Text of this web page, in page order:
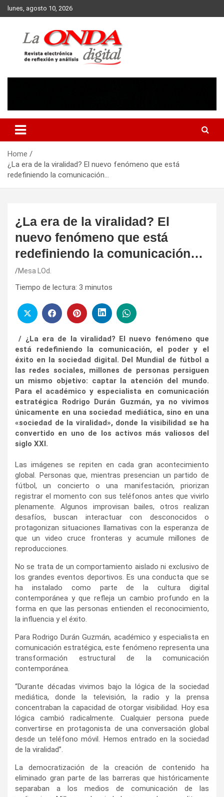
Skip
to
lunes, agosto 10, 2026
Home
¿La era de la viralidad? El nuevo fenómeno que está
redefiniendo la comunicación…
¿La era de la viralidad? El
nuevo fenómeno que está
redefiniendo la comunicación…
Mesa LOd.
Tiempo de lectura: 3 minutos
/ ¿La era de la viralidad? El nuevo fenómeno que
está redefiniendo la comunicación, el poder y el
éxito en la sociedad digital. Del Mundial de fútbol a
las redes sociales, millones de personas persiguen
un mismo objetivo: captar la atención del mundo.
Para el académico y especialista en comunicación
estratégica Rodrigo Durán Guzmán, ya no vivimos
únicamente en una sociedad mediática, sino en una
«sociedad de la viralidad», donde la visibilidad se ha
convertido en uno de los activos más valiosos del
siglo XXI.
Las imágenes se repiten en cada gran acontecimiento
global. Personas que, mientras presencian un partido de
fútbol, un concierto o una manifestación, priorizan
registrar el momento con sus teléfonos antes que vivirlo
plenamente. Algunos improvisan bailes, otros realizan
desafíos, buscan interactuar con desconocidos o
protagonizan situaciones llamativas con la esperanza de
que un video cruce fronteras y acumule millones de
reproducciones.
No se trata de un comportamiento aislado ni exclusivo de
los grandes eventos deportivos. Es una conducta que se
ha instalado como parte de la cultura digital
contemporánea y que refleja un cambio profundo en la
forma en que las personas entienden el reconocimiento,
la influencia y el éxito.
Para Rodrigo Durán Guzmán, académico y especialista en
comunicación estratégica, este fenómeno representa una
transformación estructural de la comunicación
contemporánea.
“Durante décadas vivimos bajo la lógica de la sociedad
mediática, donde la televisión, la radio y la prensa
concentraban la capacidad de otorgar visibilidad. Hoy esa
lógica cambió radicalmente. Cualquier persona puede
convertirse en protagonista de una conversación global
desde un teléfono móvil. Hemos entrado en la sociedad
de la viralidad”.
La democratización de la creación de contenido ha
eliminado gran parte de las barreras que históricamente
separaban a los medios de comunicación de las